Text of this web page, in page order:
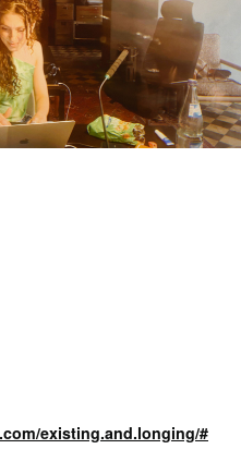
existing.and.longing/#